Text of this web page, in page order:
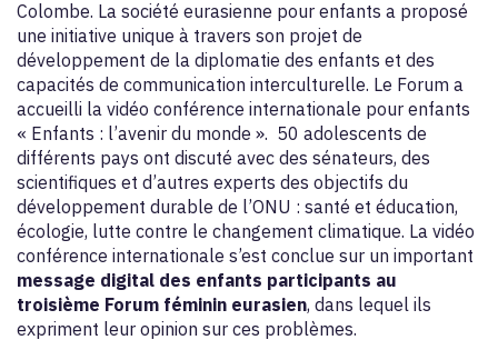
Colombe. La société eurasienne pour enfants a proposé
une initiative unique à travers son projet de
développement de la diplomatie des enfants et des
capacités de communication interculturelle. Le Forum a
accueilli la vidéo conférence internationale pour enfants
« Enfants : l’avenir du monde ». 50 adolescents de
différents pays ont discuté avec des sénateurs, des
scientifiques et d’autres experts des objectifs du
développement durable de l’ONU : santé et éducation,
écologie, lutte contre le changement climatique. La vidéo
conférence internationale s’est conclue sur un important
message digital des enfants participants au
troisième Forum féminin eurasien, dans lequel ils
expriment leur opinion sur ces problèmes.